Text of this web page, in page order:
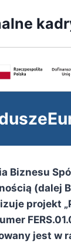
Biznesu
(dalej
projekt
jest w